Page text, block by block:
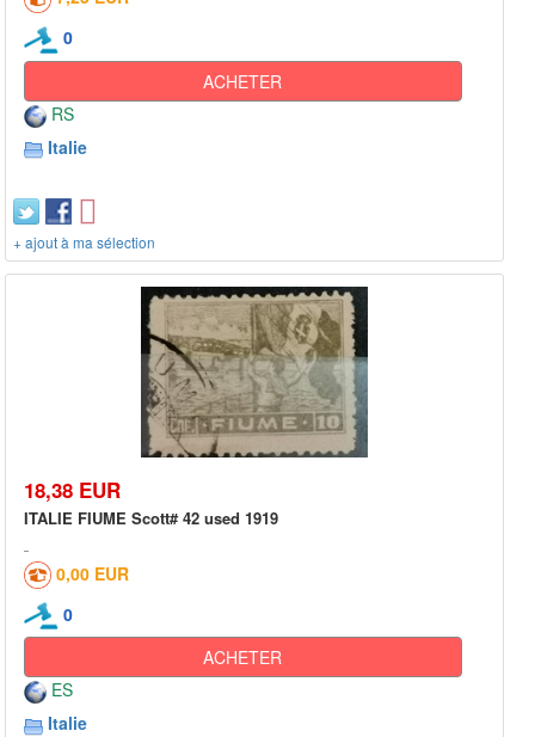
0
ACHETER
RS
Italie
+ ajout à ma sélection
18,38 EUR
ITALIE FIUME Scott# 42 used 1919
0,00 EUR
0
ACHETER
ES
Italie